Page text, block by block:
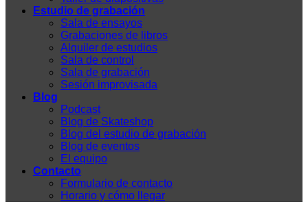
Estudio de grabación
Sala de ensayos
Grabaciones de libros
Alquiler de estudios
Sala de control
Sala de grabación
Sesión improvisada
Blog
Podcast
Blog de Skateshop
Blog del estudio de grabación
Blog de eventos
El equipo
Contacto
Formulario de contacto
Horario y cómo llegar